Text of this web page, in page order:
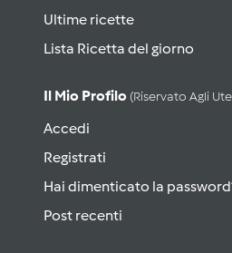
Ultime ricette
Lista Ricetta del giorno
Il Mio Profilo (riservato Agli
Accedi
Registrati
Hai dimenticato la
Post recenti